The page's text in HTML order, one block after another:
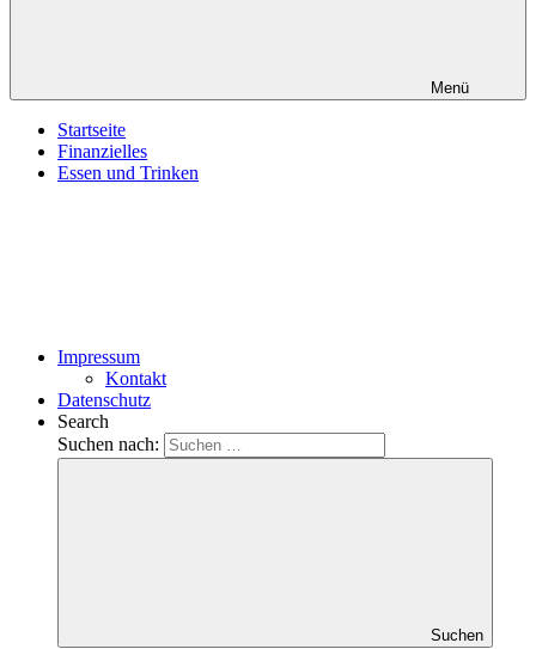
Menü
Startseite
Finanzielles
Essen und Trinken
Impressum
Kontakt
Datenschutz
Search
Suchen nach:
Suchen